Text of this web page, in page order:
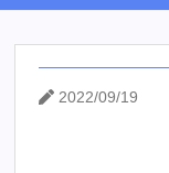
2022/09/19